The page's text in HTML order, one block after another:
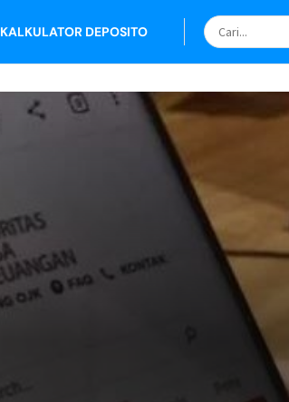
KALKULATOR DEPOSITO